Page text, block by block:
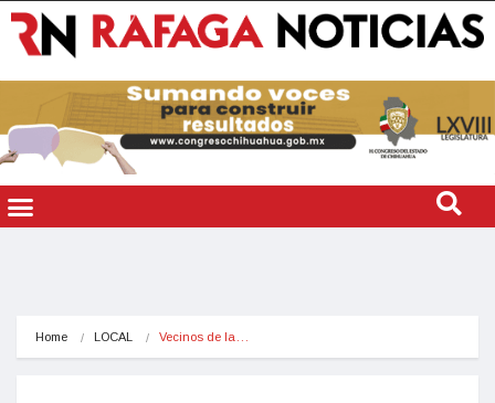
Home LOCAL Vecinos de la…